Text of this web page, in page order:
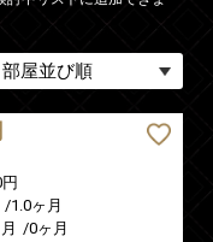
/1.0ヶ月
/0ヶ月